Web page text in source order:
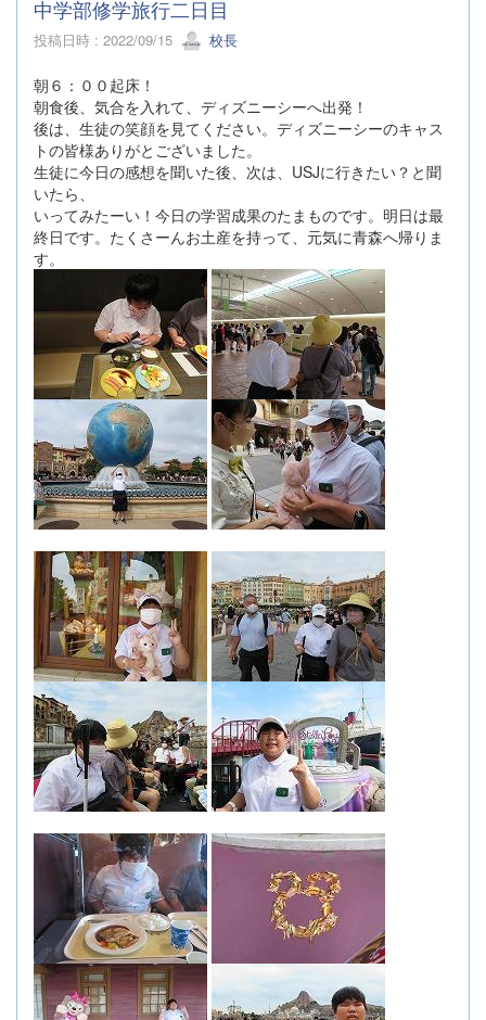
中学部修学旅行二日目
投稿日時 : 2022/09/15 校長
朝６：００起床！
朝食後、気合を入れて、ディズニーシーへ出発！
後は、生徒の笑顔を見てください。ディズニーシーのキャス
トの皆様ありがとございました。
生徒に今日の感想を聞いた後、次は、USJに行きたい？と聞
いたら、
いってみたーい！今日の学習成果のたまものです。明日は最
終日です。たくさーんお土産を持って、元気に青森へ帰りま
す。